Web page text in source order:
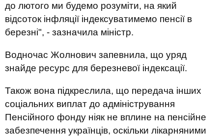
до лютого ми будемо розуміти, на який
відсоток інфляції індексуватимемо пенсії в
березні", - зазначила міністр.
Водночас Жолнович запевнила, що уряд
знайде ресурс для березневої індексації.
Також вона підкреслила, що передача інших
соціальних виплат до адміністрування
Пенсійного фонду ніяк не вплине на пенсійне
забезпечення українців, оскільки лікарняними